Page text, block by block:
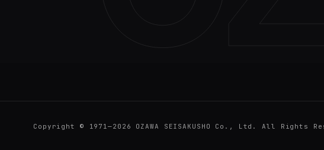
Copyright © 1971—2026 OZAWA SEISAKUSHO Co., Ltd. All Rights